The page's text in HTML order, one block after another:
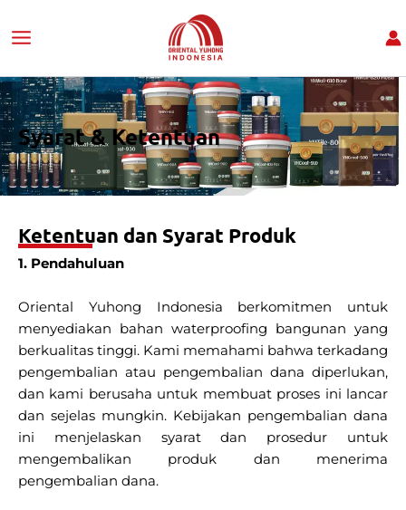
ke
Syarat & Ketentuan
Ketentuan dan Syarat Produk
1. Pendahuluan
Oriental Yuhong Indonesia berkomitmen untuk
menyediakan bahan waterproofing bangunan yang
berkualitas tinggi. Kami memahami bahwa terkadang
pengembalian atau pengembalian dana diperlukan,
dan kami berusaha untuk membuat proses ini lancar
dan sejelas mungkin. Kebijakan pengembalian dana
ini menjelaskan syarat dan prosedur untuk
mengembalikan produk dan menerima
pengembalian dana.